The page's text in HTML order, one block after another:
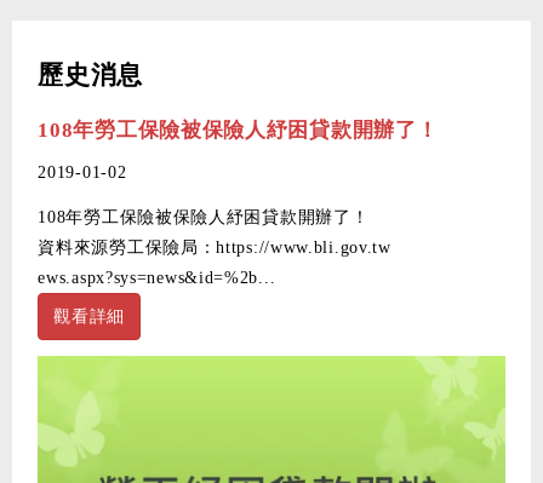
參與9/3已額滿!
2018-07-27政府補助80%~100%【3年7萬】
【勞工自主學習職訓課程】下半年課程 8/7 起開
2018-01-04
歷史消息
108年勞工保險被保險人紓困貸款開辦了！
2019-01-02
108年勞工保險被保險人紓困貸款開辦了！
資料來源勞工保險局：https://www.bli.gov.tw
ews.aspx?sys=news&id=%2b...
觀看詳細